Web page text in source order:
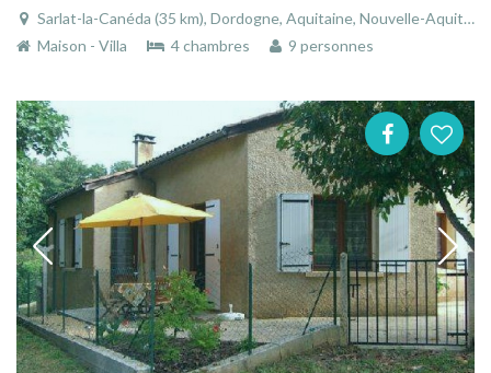
Sarlat-la-Canéda (35 km), Dordogne, Aquitaine, Nouvelle-Aquitaine, France
Maison - Villa
4 chambres 9 personnes